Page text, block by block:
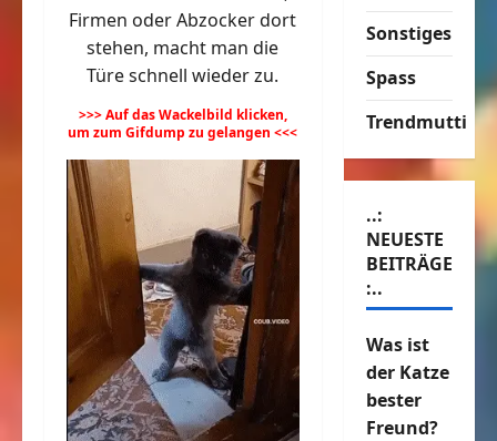
Firmen oder Abzocker dort
stehen, macht man die
Türe schnell wieder zu.
>>> Auf das Wackelbild klicken,
um zum Gifdump zu gelangen <<<
Sonstiges
Spass
Trendmutti
..:
NEUESTE
BEITRÄGE
:..
Was ist
der Katze
bester
Freund?